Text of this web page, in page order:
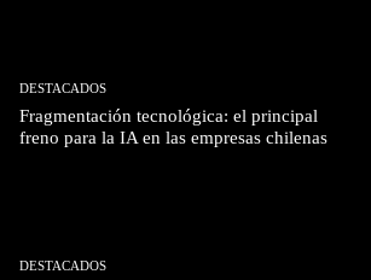
DESTACADOS
Fragmentación tecnológica: el principal
freno para la IA en las empresas chilenas
DESTACADOS